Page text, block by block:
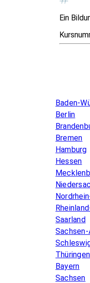
Ein
Baden-
Berlin
Bremen
Hamburg
Hessen
Saarland
Thüringen
Bayern
Sachsen